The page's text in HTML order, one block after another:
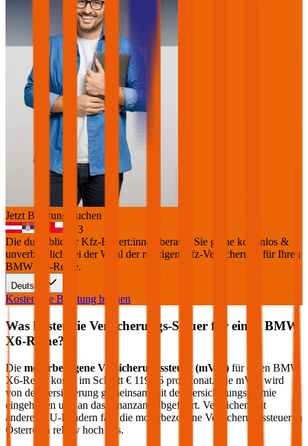
Jetzt Beratung buchen
+3
Die durchblicker Kfz-Expert:innen beraten Sie gerne kostenlos &
unverbindlich bei der Wahl der richtigen Kfz-Versicherung für Ihren
BMW X6-Reihe.
Deutsch
Kostenlose Beratung buchen
Was kostet die Versicherungs-Steuer für einen BMW
X6-Reihe?
Die motorbezogene Versicherungssteuer (mVSt) für einen BMW
X6-Reihe
kostet im Schnitt € 119,76 pro Monat. Die mVSt wird
von der Versicherung gemeinsam mit der Versicherungsprämie
eingehoben und an das Finanzamt abgeführt. Verglichen mit
anderen EU-Ländern fällt die motorbezogene Versicherungssteuer in
Österreich relativ hoch aus.